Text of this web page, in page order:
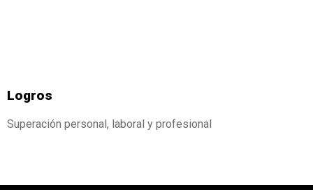
Logros
Superación personal, laboral y profesional